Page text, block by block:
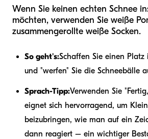
Wenn Sie keinen echten Schnee
möchten, verwenden Sie weiße
zusammengerollte weiße Socken.
So geht's:Schaffen Sie einen
und "werfen" Sie die Schneebälle
Sprach-Tipp:Verwenden Sie
eignet sich hervorragend, um
beizubringen, wie man auf ein
dann reagiert – ein wichtiger